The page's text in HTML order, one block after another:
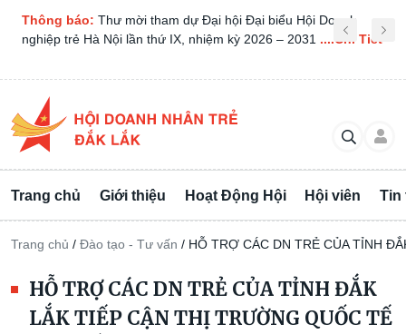
biểu Hội Doanh
2026 – 2031....Chi Tiết
Thông báo:THƯ MỜI CHƯƠNG TRÌNH
NHÂN SÁNG THỨ BA NGÀY 08/04/2025
Trang chủ Giới thiệu Hoạt Động Hội Hội viên Tin
Trang chủ / Đào tạo - Tư vấn / HỖ TRỢ CÁC DN TRẺ CỦA TỈNH
HỖ TRỢ CÁC DN TRẺ CỦA TỈNH ĐẮK
LẮK TIẾP CẬN THỊ TRƯỜNG QUỐC TẾ